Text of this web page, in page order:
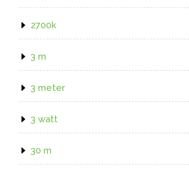
2700k
3 m
3 meter
3 watt
30 m